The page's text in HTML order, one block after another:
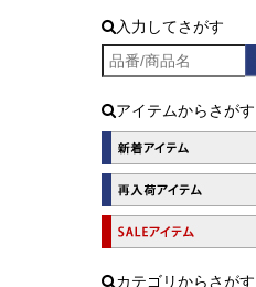
入力してさがす
アイテムからさがす
カテゴリからさがす